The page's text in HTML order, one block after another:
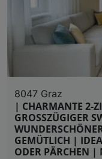
8047 Graz
| CHARMANTE 2-
GROSSZÜGIGER
GEMÜTLICH |
ODER PÄRCHEN |